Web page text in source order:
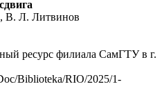
Л. Литвинов
ресурс филиала СамГТУ в г.
Biblioteka/RIO/2025/1-